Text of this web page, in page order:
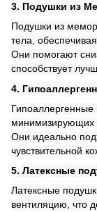
3. Подушки из
Подушки из
тела,
Они помогают
способствует
4.
Гипоаллергенные
минимизирующих
Они идеально
чувствительной
5. Латексные
Латексные
вентиляцию, что